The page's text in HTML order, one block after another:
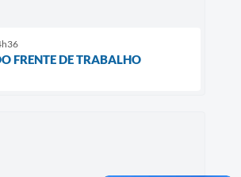
FRENTE DE TRABALHO